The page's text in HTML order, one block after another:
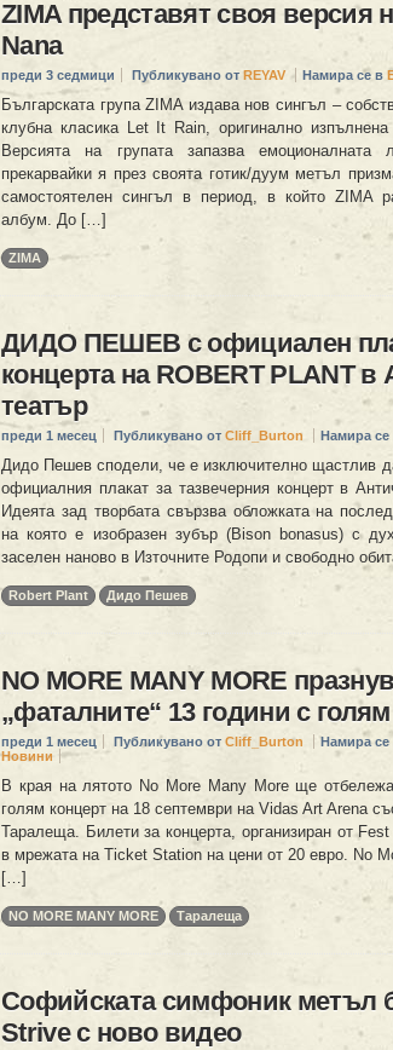
ZIMA представят своя версия
Nana
преди 3 седмици Публикувано от REYAV Намира се в
Българската група ZIMA издава нов сингъл –
клубна класика Let It Rain, оригинално
Версията на групата запазва емоционалната
прекарвайки я през своята готик/дуум метъл
самостоятелен сингъл в период, в който ZIMA
албум. До […]
ZIMA
ДИДО ПЕШЕВ с официален
концерта на ROBERT PLANT в
театър
преди 1 месец Публикувано от Cliff_Burton Намира се
Дидо Пешев сподели, че е изключително щастлив
официалния плакат за тазвечерния концерт в
Идеята зад творбата свързва обложката на
на която е изобразен зубър (Bison bonasus) с
заселен наново в Източните Родопи и свободно
Robert Plant Дидо Пешев
NO MORE MANY MORE
„фаталните“ 13 години с
преди 1 месец Публикувано от Cliff_Burton Намира се
Новини
В края на лятото No More Many More ще
голям концерт на 18 септември на Vidas Art Arena
Таралеща. Билети за концерта, организиран от
в мрежата на Ticket Station на цени от 20 евро. No
[…]
NO MORE MANY MORE Таралеща
Софийската симфоник метъл
Strive с ново видео